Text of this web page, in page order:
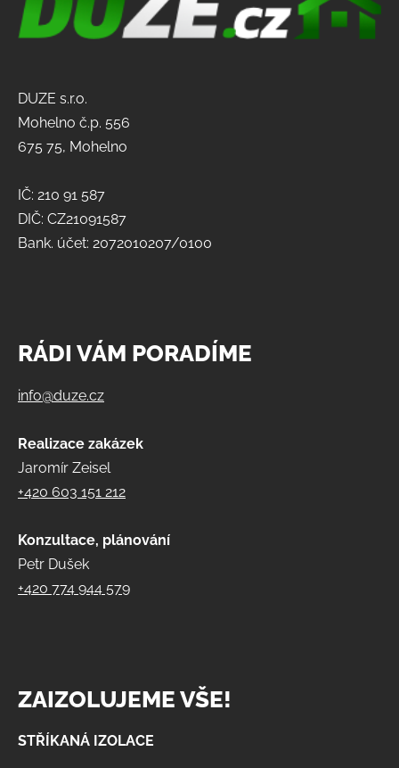
DUZE s.r.o.
Mohelno č.p. 556
675 75, Mohelno
IČ: 210 91 587
DIČ: CZ21091587
Bank. účet: 2072010207/0100
RÁDI VÁM PORADÍME
info@duze.cz
Realizace zakázek
Jaromír Zeisel
+420 603 151 212
Konzultace, plánování
Petr Dušek
+420 774 944 579
ZAIZOLUJEME VŠE!
STŘÍKANÁ IZOLACE